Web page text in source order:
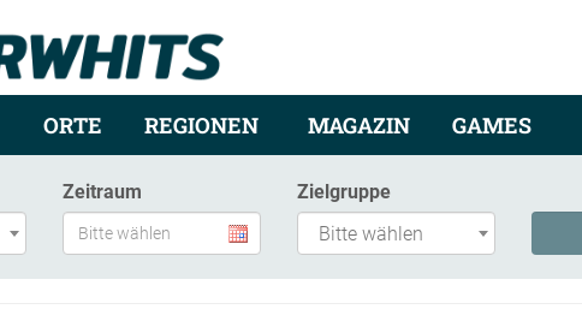
ORTE REGIONEN MAGAZIN GAMES
Zeitraum Zielgruppe